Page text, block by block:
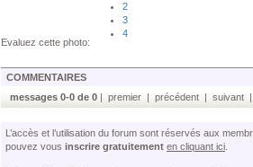
Evaluez cette photo:
2
3
4
COMMENTAIRES
messages 0-0 de 0 | premier | précédent | suivant
L’accès et l’utilisation du forum sont réservés aux
pouvez vous inscrire gratuitement en cliquant ici